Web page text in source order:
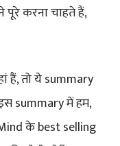
करना चाहते हैं,
हैं, तो ये summary
summary में हम,
के best selling